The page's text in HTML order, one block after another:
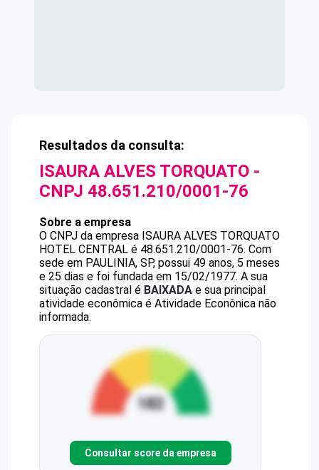
Resultados da consulta:
ISAURA ALVES TORQUATO -
CNPJ 48.651.210/0001-76
Sobre a empresa
O CNPJ da empresa ISAURA ALVES TORQUATO
HOTEL CENTRAL é 48.651.210/0001-76. Com
sede em PAULINIA, SP, possui 49 anos, 5 meses
e 25 dias e foi fundada em 15/02/1977. A sua
situação cadastral é BAIXADA e sua principal
atividade econômica é Atividade Econônica não
informada.
Consultar score da empresa